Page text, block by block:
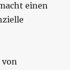
einen
von